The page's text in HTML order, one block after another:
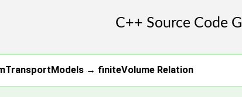
→ finiteVolume Relation